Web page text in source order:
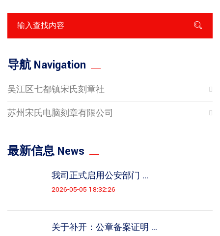
导航 Navigation
吴江区七都镇宋氏刻章社
苏州宋氏电脑刻章有限公司
最新信息 News
我司正式启用公安部门 ...
2026-05-05 18:32:26
关于补开：公章备案证明 ...